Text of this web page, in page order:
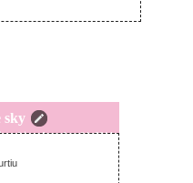
sky
feira, dezembro 04, 2014